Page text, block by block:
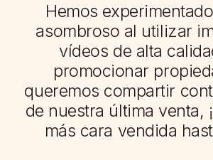
Hemos
asombroso al utilizar
vídeos de alta
promocionar
queremos compartir
de nuestra última venta,
más cara vendida